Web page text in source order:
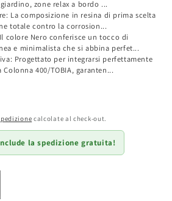
zone relax a bordo ...
La composizione in resina di prima scelta
totale contro la corrosion...
colore Nero conferisce un tocco di
e minimalista che si abbina perfet...
Progettato per integrarsi perfettamente
400/TOBIA, garanten...
calcolate al check-out.
la spedizione gratuita!